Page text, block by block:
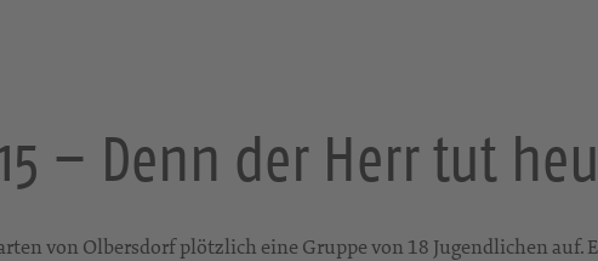
– Denn der Herr tut
von Olbersdorf plötzlich eine Gruppe von 18 Jugendlichen auf.